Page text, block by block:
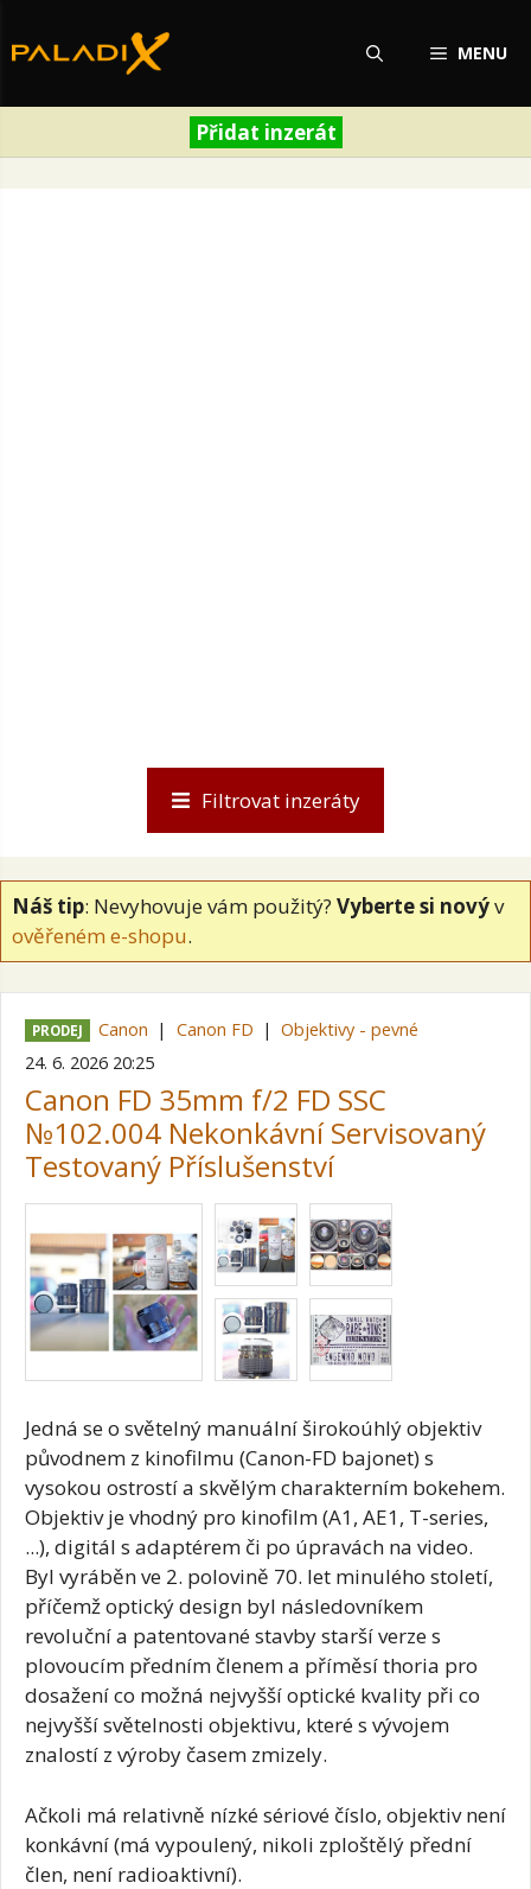
na
MENU
Přidat inzerát
Náš tip: Nevyhovuje vám použitý? Vyberte si novýv
ověřeném e-shopu.
PRODEJ Canon Canon FD
Objektivy - pevné
24. 6. 2026 20:25
Canon FD 35mm f/2 FD SSC
№102.004 Nekonkávní Servisovaný
Testovaný Příslušenství
Jedná se o světelný manuální širokoúhlý objektiv
původnem z kinofilmu (Canon-FD bajonet) s
vysokou ostrostí a skvělým charakterním bokehem.
Objektiv je vhodný pro kinofilm (A1, AE1, T-series,
...), digitál s adaptérem či po úpravách na video.
Byl vyráběn ve 2. polovině 70. let minulého století,
příčemž optický design byl následovníkem
revoluční a patentované stavby starší verze s
plovoucím předním členem a příměsí thoria pro
dosažení co možná nejvyšší optické kvality při co
nejvyšší světelnosti objektivu, které s vývojem
znalostí z výroby časem zmizely.
Ačkoli má relativně nízké sériové číslo, objektiv není
konkávní (má vypoulený, nikoli zploštělý přední
člen, není radioaktivní).
Filtrovat inzeráty